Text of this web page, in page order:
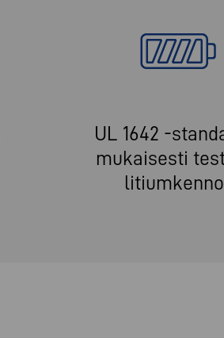
UL 1642 -
mukaisesti